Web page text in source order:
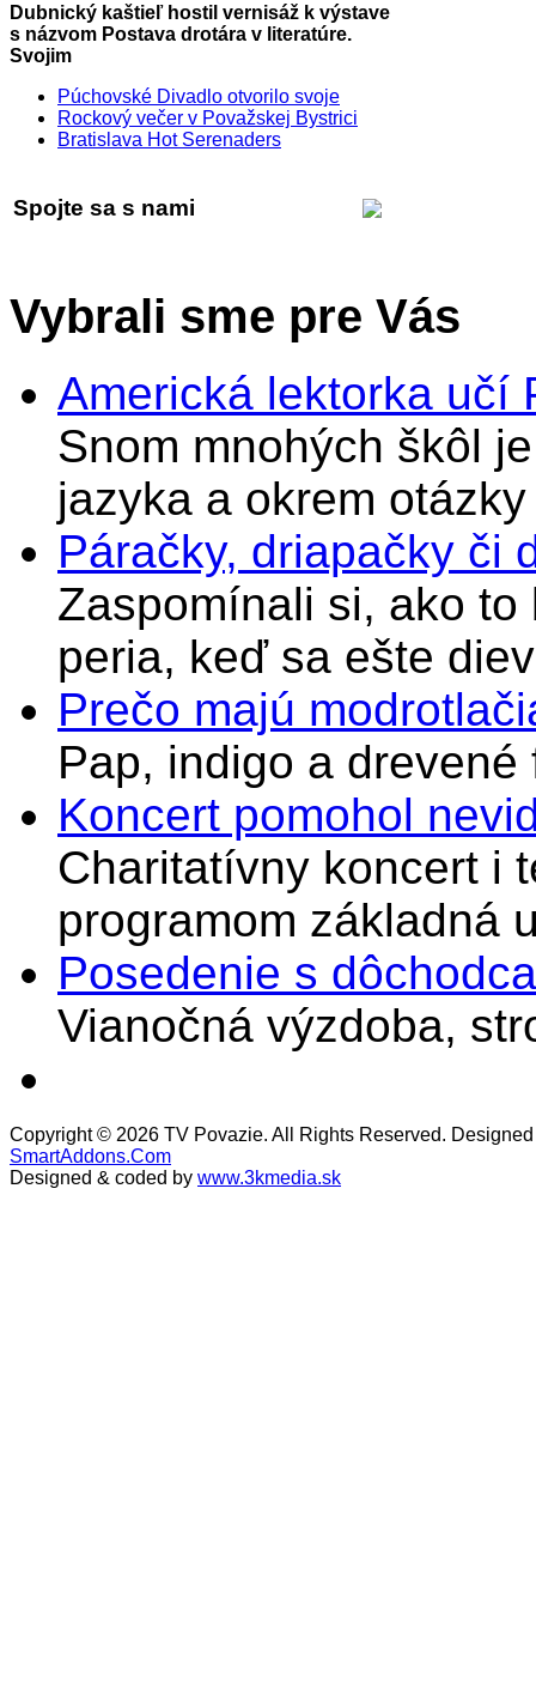
Dubnický kaštieľ hostil vernisáž k výstave
s názvom Postava drotára v literatúre.
Svojim
Púchovské Divadlo otvorilo svoje
Rockový večer v Považskej Bystrici
Bratislava Hot Serenaders
Spojte sa s nami
Vybrali sme pre Vás
Americká lektorka učí
Snom mnohých škôl
jazyka a okrem
Páračky, driapačky či
Zaspomínali si, ako
peria, keď sa ešte
Prečo majú
Pap, indigo a drevené
Koncert pomohol
Charitatívny koncert i
programom základná
Posedenie s
Vianočná výzdoba,
Copyright © 2026 TV Povazie. All Rights Reserved.
SmartAddons.Com
Designed & coded by www.3kmedia.sk